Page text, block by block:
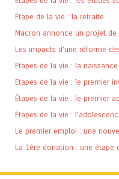
Étape de la vie : la retraite
Macron annonce un projet
Les impacts d’une réforme
Etapes de la vie : la naissance
Etapes de la vie : le premier
Étapes de la vie : le premier
Étapes de la vie :
Le premier emploi : une
La 1ère donation : une étape